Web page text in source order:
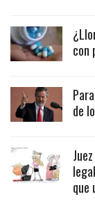
con
de
que